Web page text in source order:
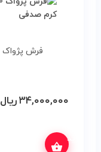
فرش پژواک ۱۵۰۰ شانه کلکسیون ایساتیس
۳۴,۰۰۰,۰۰۰ریال
بگیرید